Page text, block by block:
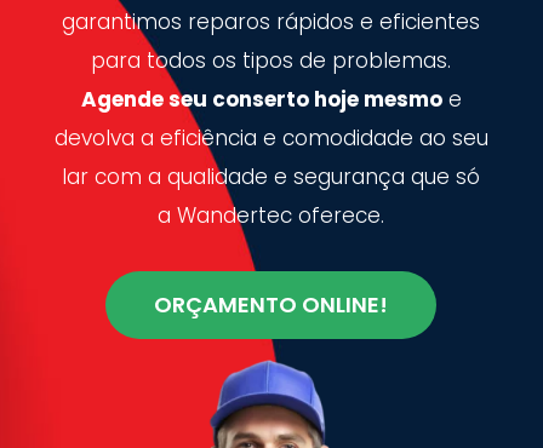
garantimos reparos rápidos e eficientes
para todos os tipos de problemas.
Agende seu conserto hoje mesmoe
devolva a eficiência e comodidade ao seu
lar com a qualidade e segurança que só
a Wandertec oferece.
ORÇAMENTO ONLINE!